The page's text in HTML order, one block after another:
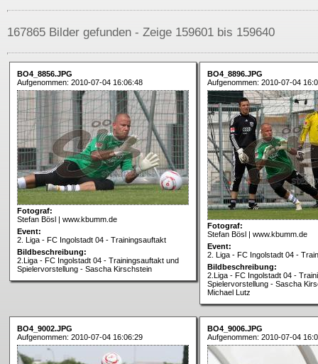
167865 Bilder gefunden - Zeige 159601 bis 159640
BO4_8856.JPG
Aufgenommen: 2010-07-04 16:06:48
Fotograf:
Stefan Bösl | www.kbumm.de
Event:
2. Liga - FC Ingolstadt 04 - Trainingsauftakt
Bildbeschreibung:
2.Liga - FC Ingolstadt 04 - Trainingsauftakt und
Spielervorstellung - Sascha Kirschstein
BO4_8896.JPG
Aufgenommen: 2010-07-04
Fotograf:
Stefan Bösl | www.kbumm.de
Event:
2. Liga - FC Ingolstadt 04 -
Bildbeschreibung:
2.Liga - FC Ingolstadt 04 -
Spielervorstellung - Sascha
Michael Lutz
BO4_9002.JPG
Aufgenommen: 2010-07-04 16:06:29
BO4_9006.JPG
Aufgenommen: 2010-07-04